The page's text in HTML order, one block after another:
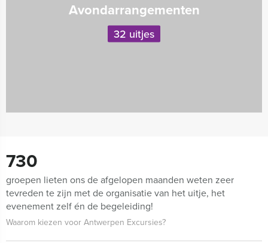
Avondarrangementen
32 uitjes
730
groepen lieten ons de afgelopen maanden weten zeer
tevreden te zijn met de organisatie van het uitje, het
evenement zelf én de begeleiding!
Waarom kiezen voor Antwerpen Excursies?